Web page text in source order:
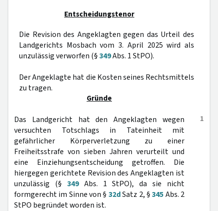
Entscheidungstenor
Die Revision des Angeklagten gegen das Urteil des
Landgerichts Mosbach vom 3. April 2025 wird als
unzulässig verworfen (§349Abs. 1 StPO).
Der Angeklagte hat die Kosten seines Rechtsmittels
zu tragen.
Gründe
1
Das Landgericht hat den Angeklagten wegen
versuchten Totschlags in Tateinheit mit
gefährlicher Körperverletzung zu einer
Freiheitsstrafe von sieben Jahren verurteilt und
eine Einziehungsentscheidung getroffen. Die
hiergegen gerichtete Revision des Angeklagten ist
unzulässig (§ 349Abs. 1 StPO), da sie nicht
formgerecht im Sinne von § 32dSatz 2, §345Abs. 2
StPO begründet worden ist.